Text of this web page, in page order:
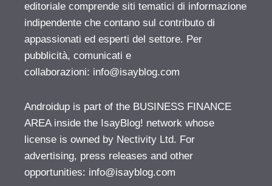
editoriale comprende siti tematici di informazione
indipendente che contano sul contributo di
appassionati ed esperti del settore. Per
pubblicità, comunicati e
collaborazioni: info@isayblog.com
Androidup is part of the BUSINESS FINANCE
AREA inside the IsayBlog! network whose
license is owned by Nectivity Ltd. For
advertising, press releases and other
opportunities: info@isayblog.com